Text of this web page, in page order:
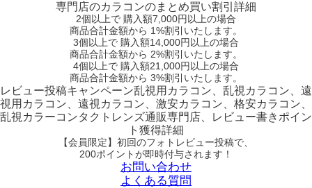
専門店のカラコンのまとめ買い割引詳細
2個以上で 購入額7,000円以上の場合
商品合計金額から 1%割引いたします。
3個以上で 購入額14,000円以上の場合
商品合計金額から 2%割引いたします。
4個以上で 購入額21,000円以上の場合
商品合計金額から 3%割引いたします。
レビュー投稿キャンペーン乱視用カラコン、乱視カラコン、遠
視用カラコン、遠視カラコン、激安カラコン、格安カラコン、
乱視カラーコンタクトレンズ通販専門店、レビュー書きポイン
ト獲得詳細
【会員限定】初回のフォトレビュー投稿で、
200ポイントが即時付与されます！
お問い合わせ
よくある質問